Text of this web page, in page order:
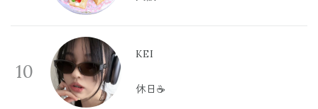
10
KEI
休日☕️